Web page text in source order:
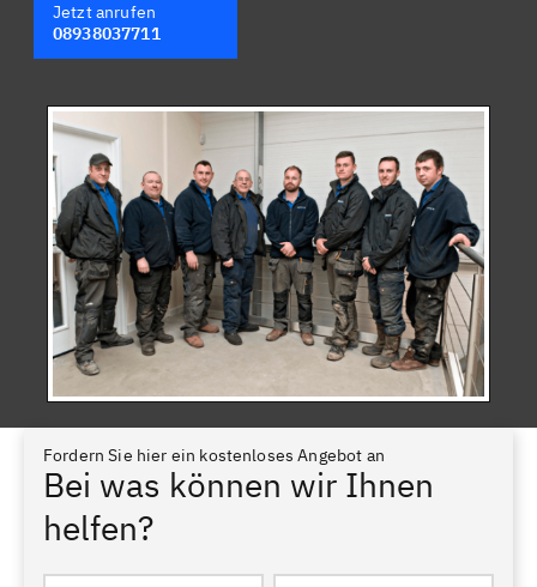
Jetzt anrufen
08938037711
Fordern Sie hier ein kostenloses Angebot an
Bei was können wir Ihnen
helfen?